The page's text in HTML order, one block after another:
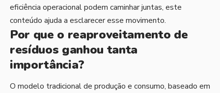
eficiência operacional podem caminhar juntas, este
conteúdo ajuda a esclarecer esse movimento.
Por que o reaproveitamento de
resíduos ganhou tanta
importância?
O modelo tradicional de produção e consumo, baseado em